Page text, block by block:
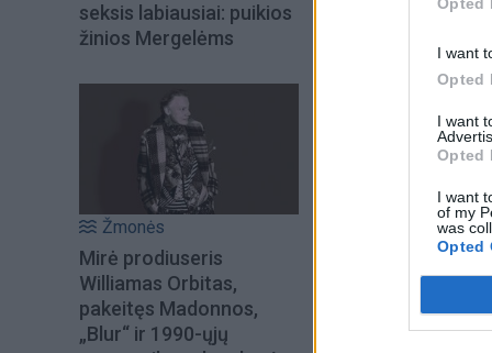
I want
Opted
I want
Opted
I want
of my
was
Opted
seksis labiausiai: puikios
žinios Mergelėms
Žmonės
Mirė prodiuseris
Williamas Orbitas,
pakeitęs Madonnos,
„Blur“ ir 1990-ųjų
Šiuo metu